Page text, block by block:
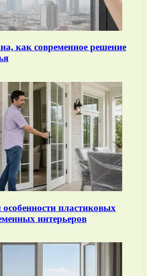
как современное решение
пластиковых
интерьеров